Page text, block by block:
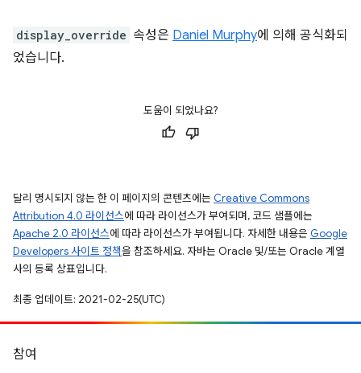
display_override 속성은 Daniel Murphy에 의해 공식화되
었습니다.
도움이 되었나요?
달리 명시되지 않는 한 이 페이지의 콘텐츠에는 Creative Commons
Attribution 4.0 라이선스에 따라 라이선스가 부여되며, 코드 샘플에는
Apache 2.0 라이선스에 따라 라이선스가 부여됩니다. 자세한 내용은 Google
Developers 사이트 정책을 참조하세요. 자바는 Oracle 및/또는 Oracle 계열
사의 등록 상표입니다.
최종 업데이트: 2021-02-25(UTC)
참여